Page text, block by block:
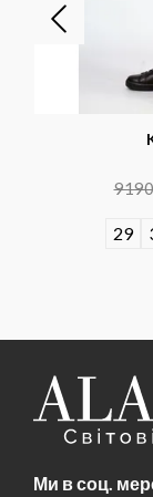
9190
29
Ми в соц.